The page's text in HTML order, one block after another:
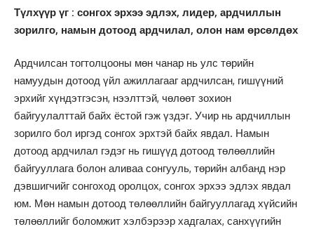
Түлхүүр үг : сонгох эрхээ эдлэх, лидер, ардчиллын
зорилго, намын дотоод ардчилал, олон нам өрсөлдөх
Ардчилсан тогтолцооны мөн чанар нь улс төрийн
намуудын дотоод үйл ажиллагааг ардчилсан, гишүүний
эрхийг хүндэтгэсэн, нээлттэй, чөлөөт зохион
байгуулалттай байх ёстой гэж үздэг. Учир нь ардчиллын
зорилго бол иргэд сонгох эрхтэй байх явдал. Намын
дотоод ардчилал гэдэг нь гишүүд дотоод төлөөллийн
байгууллага болон аливаа сонгууль, төрийн албанд нэр
дэвшигчийг сонгоход оролцох, сонгох эрхээ эдлэх явдал
юм. Мөн намын дотоод төлөөллийн байгууллагад хүйсийн
төлөөллийг боломжит хэлбэрээр хадгалах, санхүүгийн